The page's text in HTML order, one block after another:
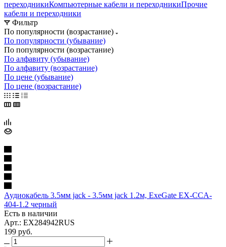
переходникиКомпьютерные кабели и переходникиПрочие
кабели и переходники
Фильтр
По популярности (возрастание)
По популярности (убывание)
По популярности (возрастание)
По алфавиту (убывание)
По алфавиту (возрастание)
По цене (убывание)
По цене (возрастание)
Аудиокабель 3.5мм jack - 3.5мм jack 1.2м, ExeGate EX-CCA-
404-1.2 черный
Есть в наличии
Арт.: EX284942RUS
199 руб.